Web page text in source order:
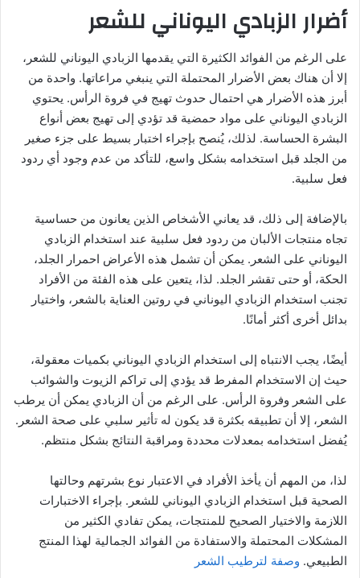
أضرار الزبادي اليوناني للشعر
على الرغم من الفوائد الكثيرة التي يقدمها الزبادي اليوناني للشعر،
إلا أن هناك بعض الأضرار المحتملة التي ينبغي مراعاتها. واحدة من
أبرز هذه الأضرار هي احتمال حدوث تهيج في فروة الرأس. يحتوي
الزبادي اليوناني على مواد حمضية قد تؤدي إلى تهيج بعض أنواع
البشرة الحساسة. لذلك، يُنصح بإجراء اختبار بسيط على جزء صغير
من الجلد قبل استخدامه بشكل واسع، للتأكد من عدم وجود أي ردود
فعل سلبية.
بالإضافة إلى ذلك، قد يعاني الأشخاص الذين يعانون من حساسية
تجاه منتجات الألبان من ردود فعل سلبية عند استخدام الزبادي
اليوناني على الشعر. يمكن أن تشمل هذه الأعراض احمرار الجلد،
الحكة، أو حتى تقشر الجلد. لذا، يتعين على هذه الفئة من الأفراد
تجنب استخدام الزبادي اليوناني في روتين العناية بالشعر، واختيار
بدائل أخرى أكثر أمانًا.
أيضًا، يجب الانتباه إلى استخدام الزبادي اليوناني بكميات معقولة،
حيث إن الاستخدام المفرط قد يؤدي إلى تراكم الزيوت والشوائب
على الشعر وفروة الرأس. على الرغم من أن الزبادي يمكن أن يرطب
الشعر، إلا أن تطبيقه بكثرة قد يكون له تأثير سلبي على صحة الشعر.
يُفضل استخدامه بمعدلات محددة ومراقبة النتائج بشكل منتظم.
لذا، من المهم أن يأخذ الأفراد في الاعتبار نوع بشرتهم وحالتها
الصحية قبل استخدام الزبادي اليوناني للشعر. بإجراء الاختبارات
اللازمة والاختيار الصحيح للمنتجات، يمكن تفادي الكثير من
المشكلات المحتملة والاستفادة من الفوائد الجمالية لهذا المنتج
الطبيعي. وصفة لترطيب الشعر